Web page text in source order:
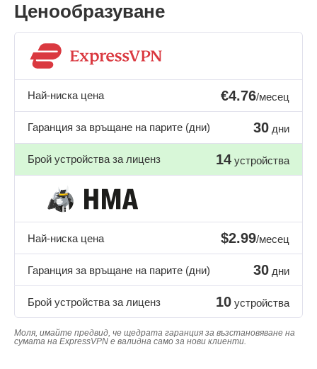
Ценообразуване
Най-ниска цена €4.76/месец
Гаранция за връщане на парите (дни) 30 дни
Брой устройства за лиценз 14 устройства
Най-ниска цена $2.99/месец
Гаранция за връщане на парите (дни) 30 дни
Брой устройства за лиценз 10 устройства
Моля, имайте предвид, че щедрата гаранция за възстановяване на
сумата на ExpressVPN е валидна само за нови клиенти.